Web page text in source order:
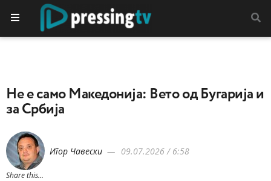
Не е само Македонија: Вето од Бугарија и
за Србија
Игор Чавески 09.07.2026 / 6:58
Share this...